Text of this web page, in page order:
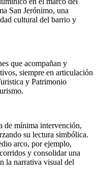
San Jerónimo, una
cultural del barrio y
que acompañan y
siempre en articulación
y Patrimonio
de mínima intervención,
su lectura simbólica.
arco, por ejemplo,
y consolidar una
la narrativa visual del